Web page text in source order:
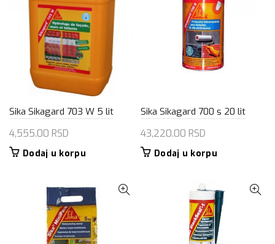
Sika Sikagard 703 W 5 lit
4,555.00 RSD
Dodaj u korpu
Sika Sikagard 700 s 20 lit
43,220.00 RSD
Dodaj u korpu